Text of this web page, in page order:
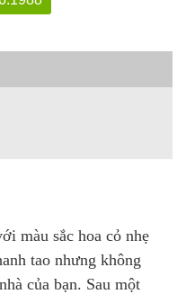
màu sắc hoa cỏ nhẹ
tao nhưng không
của bạn. Sau một